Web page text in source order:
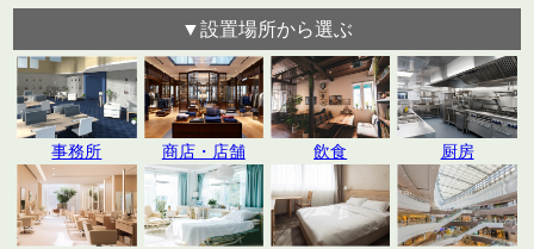
▼設置場所から選ぶ
事務所 商店・店舗 飲食 厨房